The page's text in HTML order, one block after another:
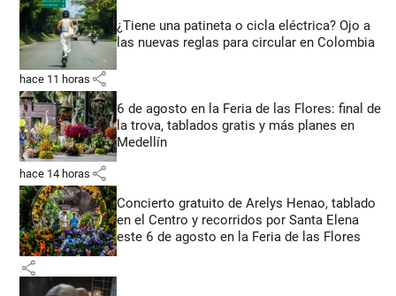
¿Tiene una patineta o cicla eléctrica? Ojo a
las nuevas reglas para circular en Colombia
hace 11 horas share
6 de agosto en la Feria de las Flores: final de
la trova, tablados gratis y más planes en
Medellín
hace 14 horas share
Concierto gratuito de Arelys Henao, tablado
en el Centro y recorridos por Santa Elena
este 6 de agosto en la Feria de las Flores
share